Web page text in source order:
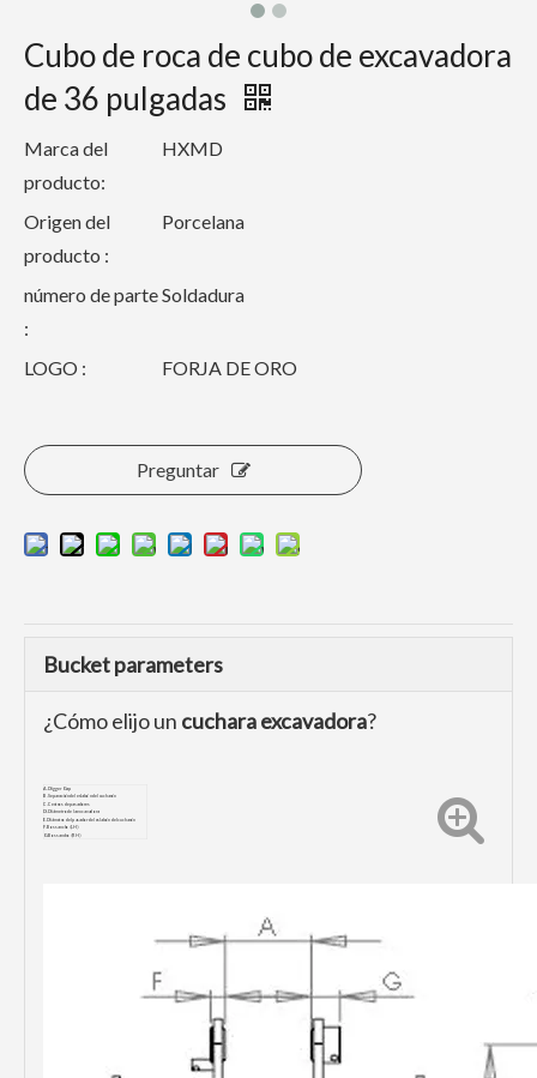
Cubo de roca de cubo de excavadora
de 36 pulgadas
Marca del
producto:
HXMD
Origen del
producto :
Porcelana
número de parte
:
Soldadura
LOGO : FORJA DE ORO
Preguntar
Bucket parameters
¿Cómo elijo un cuchara excavadora?
A. Digger Gap
B. Separación del eslabón del cucharón
C. Centros de pasadores
D. Diámetro de la excavadora
E.Diámetro del pasador del eslabón del cucharón
F. Boss ancho (LH)
G. Boss ancho (RH)